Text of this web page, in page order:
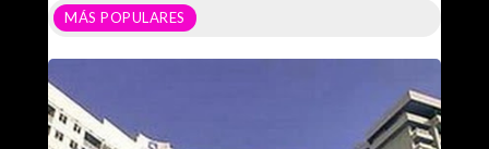
MÁS POPULARES